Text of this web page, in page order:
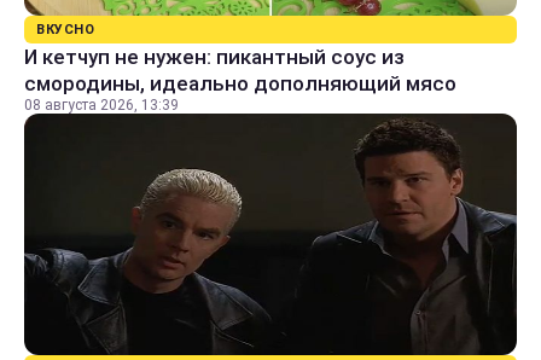
ВКУСНО
И кетчуп не нужен: пикантный соус из
смородины, идеально дополняющий мясо
08 августа 2026, 13:39